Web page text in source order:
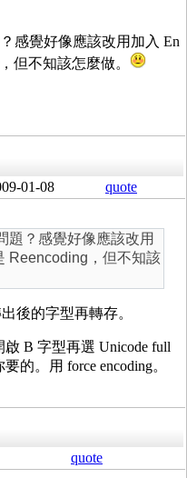
感覺好像應該改用加入 En
但不知該怎麼做。
01-08 quote
題？感覺好像應該改用
Reencoding，但不知該
後的字型再轉存。
B 字型再選 Unicode full
的。用 force encoding。
quote